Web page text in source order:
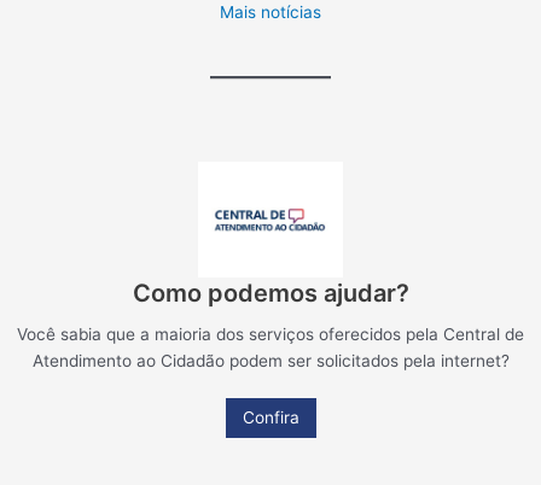
Mais notícias
Como podemos ajudar?
Você sabia que a maioria dos serviços oferecidos pela Central de
Atendimento ao Cidadão podem ser solicitados pela internet?
Confira